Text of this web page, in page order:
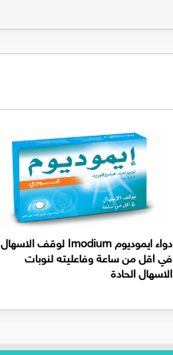
دواء ايموديوم Imodium لوقف الاسهال
في اقل من ساعة وفاعليته لنوبات
الاسهال الحادة